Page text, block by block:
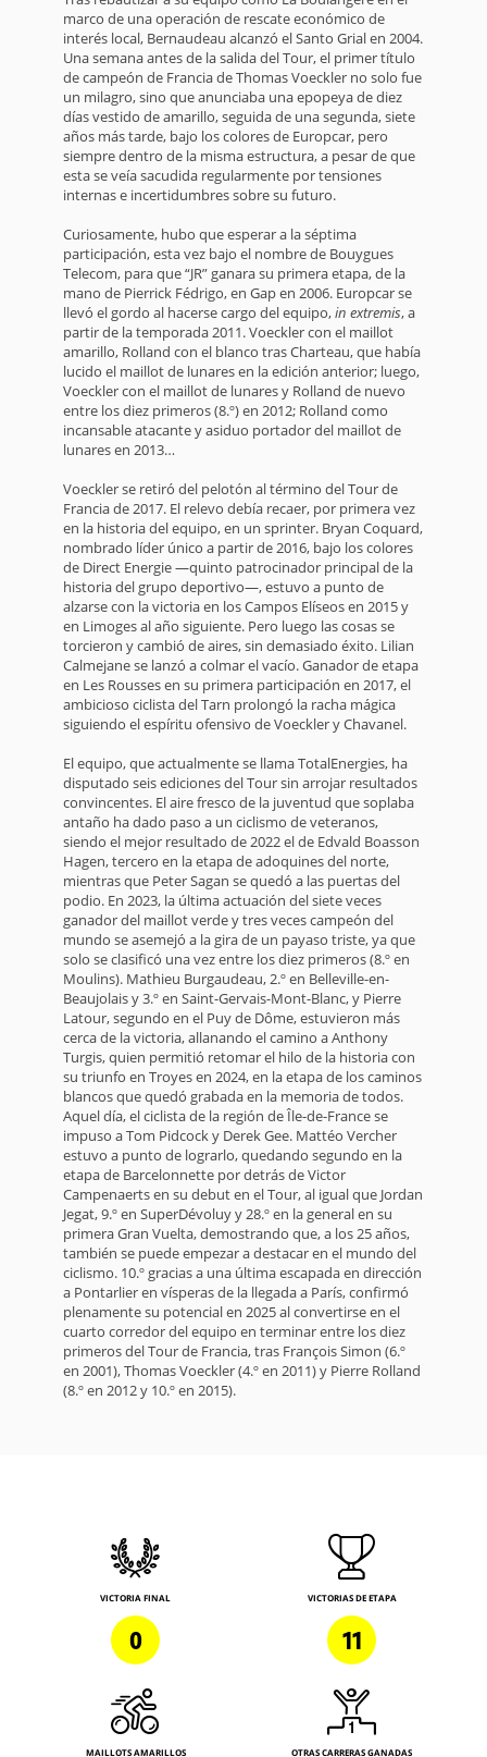
marco de una operación de rescate económico de
interés local, Bernaudeau alcanzó el Santo Grial en 2004.
Una semana antes de la salida del Tour, el primer título
de campeón de Francia de Thomas Voeckler no solo fue
un milagro, sino que anunciaba una epopeya de diez
días vestido de amarillo, seguida de una segunda, siete
años más tarde, bajo los colores de Europcar, pero
siempre dentro de la misma estructura, a pesar de que
esta se veía sacudida regularmente por tensiones
internas e incertidumbres sobre su futuro.
Curiosamente, hubo que esperar a la séptima
participación, esta vez bajo el nombre de Bouygues
Telecom, para que “JR” ganara su primera etapa, de la
mano de Pierrick Fédrigo, en Gap en 2006. Europcar se
llevó el gordo al hacerse cargo del equipo,in extremis, a
partir de la temporada 2011. Voeckler con el maillot
amarillo, Rolland con el blanco tras Charteau, que había
lucido el maillot de lunares en la edición anterior; luego,
Voeckler con el maillot de lunares y Rolland de nuevo
entre los diez primeros (8.º) en 2012; Rolland como
incansable atacante y asiduo portador del maillot de
lunares en 2013…
Voeckler se retiró del pelotón al término del Tour de
Francia de 2017. El relevo debía recaer, por primera vez
en la historia del equipo, en un sprinter. Bryan Coquard,
nombrado líder único a partir de 2016, bajo los colores
de Direct Energie —quinto patrocinador principal de la
historia del grupo deportivo—, estuvo a punto de
alzarse con la victoria en los Campos Elíseos en 2015 y
en Limoges al año siguiente. Pero luego las cosas se
torcieron y cambió de aires, sin demasiado éxito. Lilian
Calmejane se lanzó a colmar el vacío. Ganador de etapa
en Les Rousses en su primera participación en 2017, el
ambicioso ciclista del Tarn prolongó la racha mágica
siguiendo el espíritu ofensivo de Voeckler y Chavanel.
El equipo, que actualmente se llama TotalEnergies, ha
disputado seis ediciones del Tour sin arrojar resultados
convincentes. El aire fresco de la juventud que soplaba
antaño ha dado paso a un ciclismo de veteranos,
siendo el mejor resultado de 2022 el de Edvald Boasson
Hagen, tercero en la etapa de adoquines del norte,
mientras que Peter Sagan se quedó a las puertas del
podio. En 2023, la última actuación del siete veces
ganador del maillot verde y tres veces campeón del
mundo se asemejó a la gira de un payaso triste, ya que
solo se clasificó una vez entre los diez primeros (8.º en
Moulins). Mathieu Burgaudeau, 2.º en Belleville-en-
Beaujolais y 3.º en Saint-Gervais-Mont-Blanc, y Pierre
Latour, segundo en el Puy de Dôme, estuvieron más
cerca de la victoria, allanando el camino a Anthony
Turgis, quien permitió retomar el hilo de la historia con
su triunfo en Troyes en 2024, en la etapa de los caminos
blancos que quedó grabada en la memoria de todos.
Aquel día, el ciclista de la región de Île-de-France se
impuso a Tom Pidcock y Derek Gee. Mattéo Vercher
estuvo a punto de lograrlo, quedando segundo en la
etapa de Barcelonnette por detrás de Victor
Campenaerts en su debut en el Tour, al igual que Jordan
Jegat, 9.º en SuperDévoluy y 28.º en la general en su
primera Gran Vuelta, demostrando que, a los 25 años,
también se puede empezar a destacar en el mundo del
ciclismo. 10.º gracias a una última escapada en dirección
a Pontarlier en vísperas de la llegada a París, confirmó
plenamente su potencial en 2025 al convertirse en el
cuarto corredor del equipo en terminar entre los diez
primeros del Tour de Francia, tras François Simon (6.º
en 2001), Thomas Voeckler (4.º en 2011) y Pierre Rolland
(8.º en 2012 y 10.º en 2015).
VICTORIA FINAL
0
VICTORIAS DE ETAPA
11
MAILLOTS AMARILLOS OTRAS CARRERAS GANADAS